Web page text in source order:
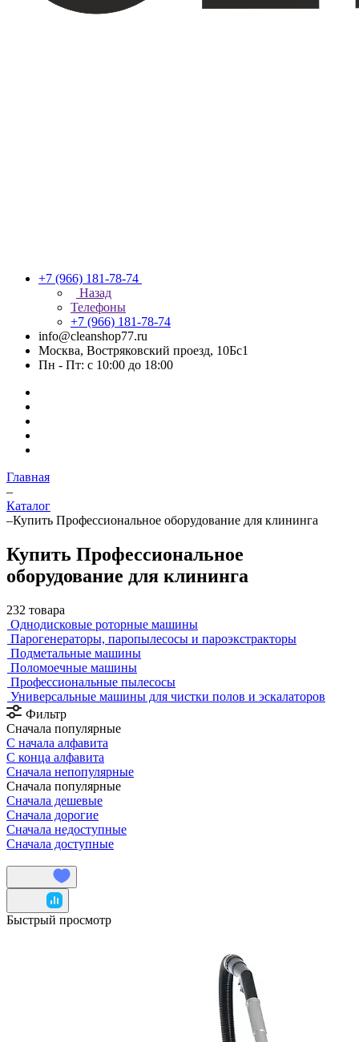
+7 (966) 181-78-74
Назад
Телефоны
+7 (966) 181-78-74
info@cleanshop77.ru
Москва, Востряковский проезд, 10Бс1
Пн - Пт: с 10:00 до 18:00
Главная
–
Каталог
–Купить Профессиональное оборудование для клининга
Купить Профессиональное
оборудование для клининга
232 товара
Однодисковые роторные машины
Парогенераторы, паропылесосы и пароэкстракторы
Подметальные машины
Поломоечные машины
Профессиональные пылесосы
Универсальные машины для чистки полов и эскалаторов
Фильтр
Сначала популярные
С начала алфавита
С конца алфавита
Сначала непопулярные
Сначала популярные
Сначала дешевые
Сначала дорогие
Сначала недоступные
Сначала доступные
Быстрый просмотр